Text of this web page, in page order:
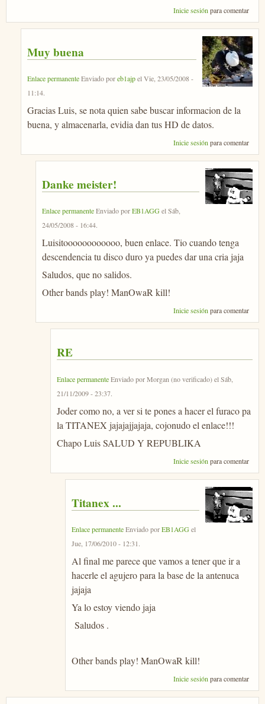
Inicie sesión para comentar
Muy buena
Enlace permanenteEnviado poreb1ajpelVie, 23/05/2008 -
11:14.
Gracias Luis, se nota quien sabe buscar informacion de la
buena, y almacenarla, evidia dan tus HD de datos.
Inicie sesión para comentar
Danke meister!
Enlace permanenteEnviado porEB1AGG elSáb,
24/05/2008 - 16:44.
Luisitoooooooooooo, buen enlace. Tio cuando tenga
descendencia tu disco duro ya puedes dar una cria jaja
Saludos, que no salidos.
Other bands play! ManOwaR kill!
Inicie sesiónpara comentar
RE
Enlace permanenteEnviado porMorgan (no verificado)elSáb,
21/11/2009 - 23:37.
Joder como no, a ver si te pones a hacer el furaco pa
la TITANEX jajajajjajaja, cojonudo el enlace!!!
Chapo Luis SALUD Y REPUBLIKA
Inicie sesión para comentar
Titanex ...
Enlace permanenteEnviado porEB1AGG el
Jue, 17/06/2010 - 12:31.
Al final me parece que vamos a tener que ir a
hacerle el agujero para la base de la antenuca
jajaja
Ya lo estoy viendo jaja
Saludos .
Other bands play! ManOwaR kill!
Inicie sesión para comentar